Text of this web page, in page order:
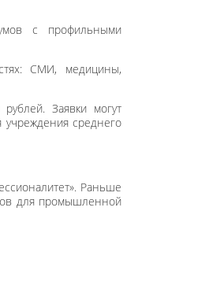
с профильными
СМИ, медицины,
Заявки могут
учреждения среднего
Раньше
для промышленной